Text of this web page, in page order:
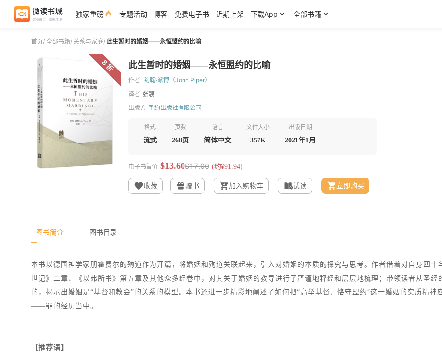
独家重磅 专题活动 博客 免费电子书 近期上架 下载App 全部书籍
首页/ 全部书籍/ 关系与家庭/ 此生暂时的婚姻——永恒盟约的比喻
8 折 此生暂时的婚姻——永恒盟约的比喻
作者 约翰·派博（John Piper）
译者 张靓
出版方 圣约出版社有限公司
格式
流式
页数
268页
语言
简体中文
文件大小
357K
出版日期
2021年1月
电子书售价 $13.60$17.00 (约¥91.94)
收藏 赠书 加入购物车 试读 立即购买
图书简介 图书目录
本书以德国神学家朋霍费尔的殉道作为开篇，将婚姻和殉道关联起来，引入对婚姻的本质的探究与思考。作者借着对自身四
世记》二章、《以弗所书》第五章及其他众多经卷中，对其关于婚姻的教导进行了严谨地释经和层层地梳理；带领读者从圣
的，揭示出婚姻是“基督和教会”的关系的模型。本书还进一步精彩地阐述了如何把“高举基督、恪守盟约”这一婚姻的实质精
——罪的经历当中。
【推荐语】